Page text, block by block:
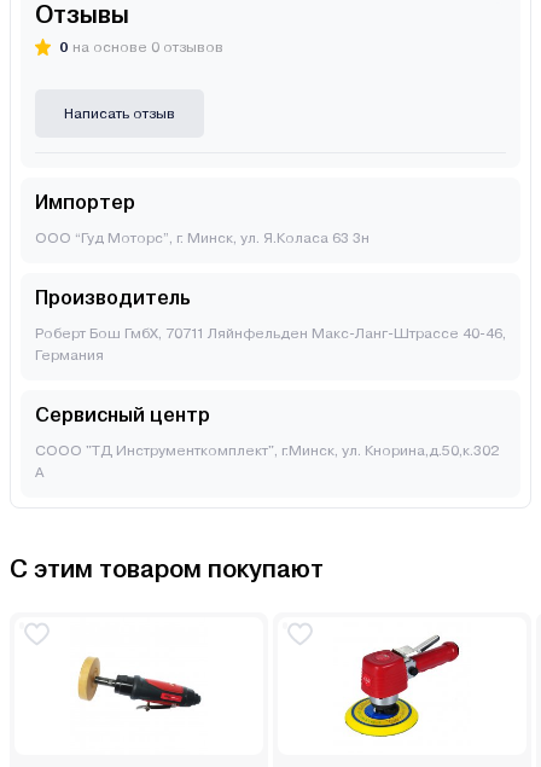
Отзывы
0 на основе 0 отзывов
Написать отзыв
Импортер
ООО “Гуд Моторс”, г. Минск, ул. Я.Коласа 63 3н
Производитель
Роберт Бош ГмбХ, 70711 Ляйнфельден Макс-Ланг-Штрассе 40-46,
Германия
Сервисный центр
СООО "ТД Инструменткомплект", г.Минск, ул. Кнорина,д.50,к.302
А
С этим товаром покупают